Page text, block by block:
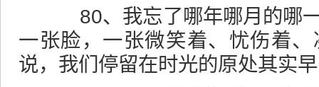
80、我忘了哪年哪月的哪一
一张脸，一张微笑着、忧伤着
说，我们停留在时光的原处其实